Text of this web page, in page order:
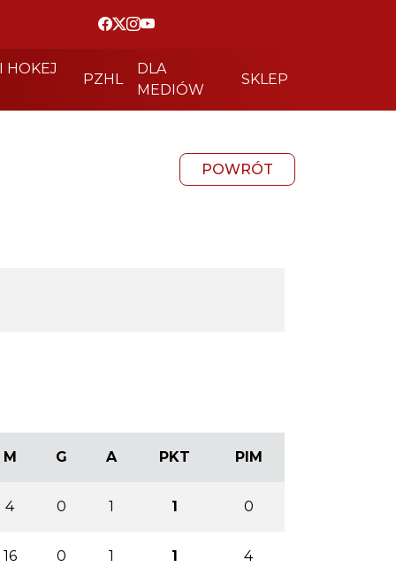
HOKEJ
PZHL
DLA
MEDIÓW
SKLEP
POWRÓT
M G A PKT PIM
4 0 1 1 0
16 0 1 1 4